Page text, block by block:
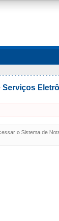
o Sistema de